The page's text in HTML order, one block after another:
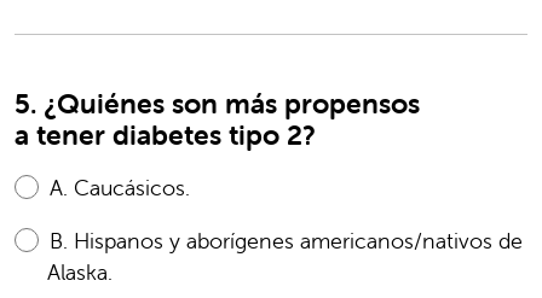
5. ¿Quiénes son más propensos
a tener diabetes tipo 2?
A. Caucásicos.
B. Hispanos y aborígenes americanos/nativos de
Alaska.